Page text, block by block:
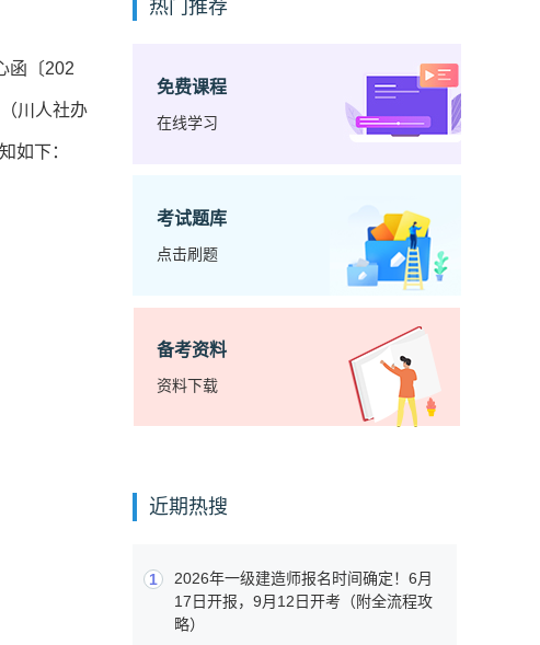
函〔202
川人社办
如下：
热门推荐
免费课程
在线学习
考试题库
点击刷题
备考资料
资料下载
近期热搜
1
2026年一级建造师报名时间确定！6月
17日开报，9月12日开考（附全流程攻
略）